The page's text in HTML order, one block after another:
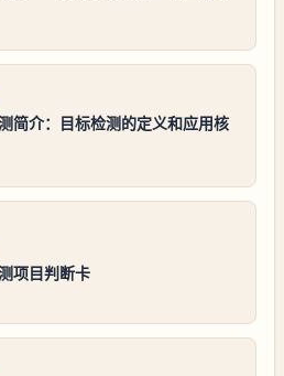
简介：目标检测的定义和应用核
项目判断卡